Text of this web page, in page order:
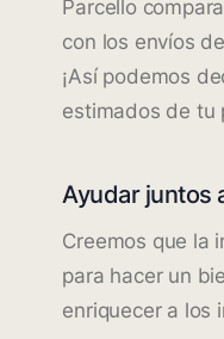
Parcello
con los envíos
¡Así podemos
estimados de tu
Ayudar juntos
Creemos que la
para hacer un
enriquecer a los